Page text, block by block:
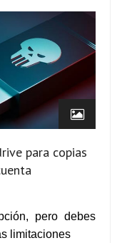
para copias
pero debes
limitaciones